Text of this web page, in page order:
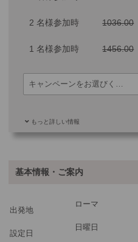
2 名様参加時 1036.00
1 名様参加時 1456.00
もっと詳しい情報
最少催行人数
基本情報・ご案内
出発地
ローマ
設定日
日曜日